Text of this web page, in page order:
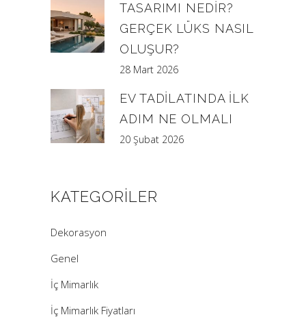
TASARIMI NEDIR?
GERÇEK LÜKS NASIL
OLUŞUR?
28 Mart 2026
EV TADILATINDA İLK
ADIM NE OLMALI
20 Şubat 2026
KATEGORILER
Dekorasyon
Genel
İç Mimarlık
İç Mimarlık Fiyatları